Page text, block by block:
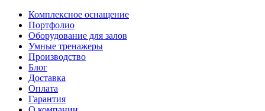
Комплексное оснащение
Портфолио
Оборудование для залов
Умные тренажеры
Производство
Блог
Доставка
Оплата
Гарантия